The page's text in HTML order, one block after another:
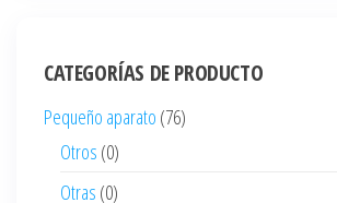
CATEGORÍAS DE PRODUCTO
Pequeño aparato (76)
Otros (0)
Otras (0)